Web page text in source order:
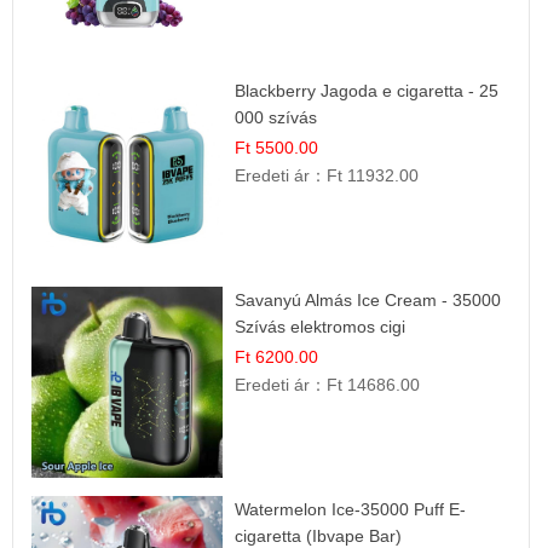
Blackberry Jagoda e cigaretta - 25
000 szívás
Ft 5500.00
Eredeti ár： Ft 11932.00
Savanyú Almás Ice Cream - 35000
Szívás elektromos cigi
Ft 6200.00
Eredeti ár： Ft 14686.00
Watermelon Ice-35000 Puff E-
cigaretta (Ibvape Bar)